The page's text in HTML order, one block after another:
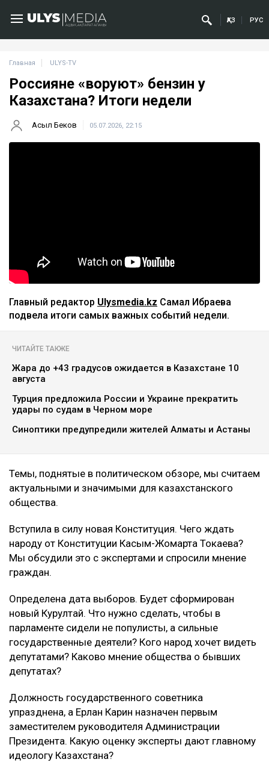
ҚАЗ РУС
Главная ULYS-TV
Россияне «воруют» бензин у
Казахстана? Итоги недели
Асыл Беков 05.07.2026, 22:15
Главный редактор Ulysmedia.kz Самал Ибраева
подвела итоги самых важных событий недели.
ЧИТАЙТЕ ТАКЖЕ
Жара до +43 градусов ожидается в Казахстане 10
августа
Турция предложила России и Украине прекратить
удары по судам в Черном море
Синоптики предупредили жителей Алматы и Астаны
Темы, поднятые в политическом обзоре, мы считаем
актуальными и значимыми для казахстанского
общества.
Вступила в силу новая Конституция. Чего ждать
народу от Конституции Касым-Жомарта Токаева?
Мы обсудили это с экспертами и спросили мнение
граждан.
Определена дата выборов. Будет сформирован
новый Курултай. Что нужно сделать, чтобы в
парламенте сидели не популисты, а сильные
государственные деятели? Кого народ хочет видеть
депутатами? Каково мнение общества о бывших
депутатах?
Должность государственного советника
упразднена, а Ерлан Карин назначен первым
заместителем руководителя Администрации
Президента. Какую оценку эксперты дают главному
идеологу Казахстана?